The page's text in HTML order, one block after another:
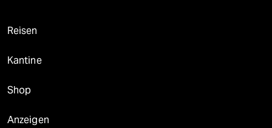
Reisen
Kantine
Shop
Anzeigen